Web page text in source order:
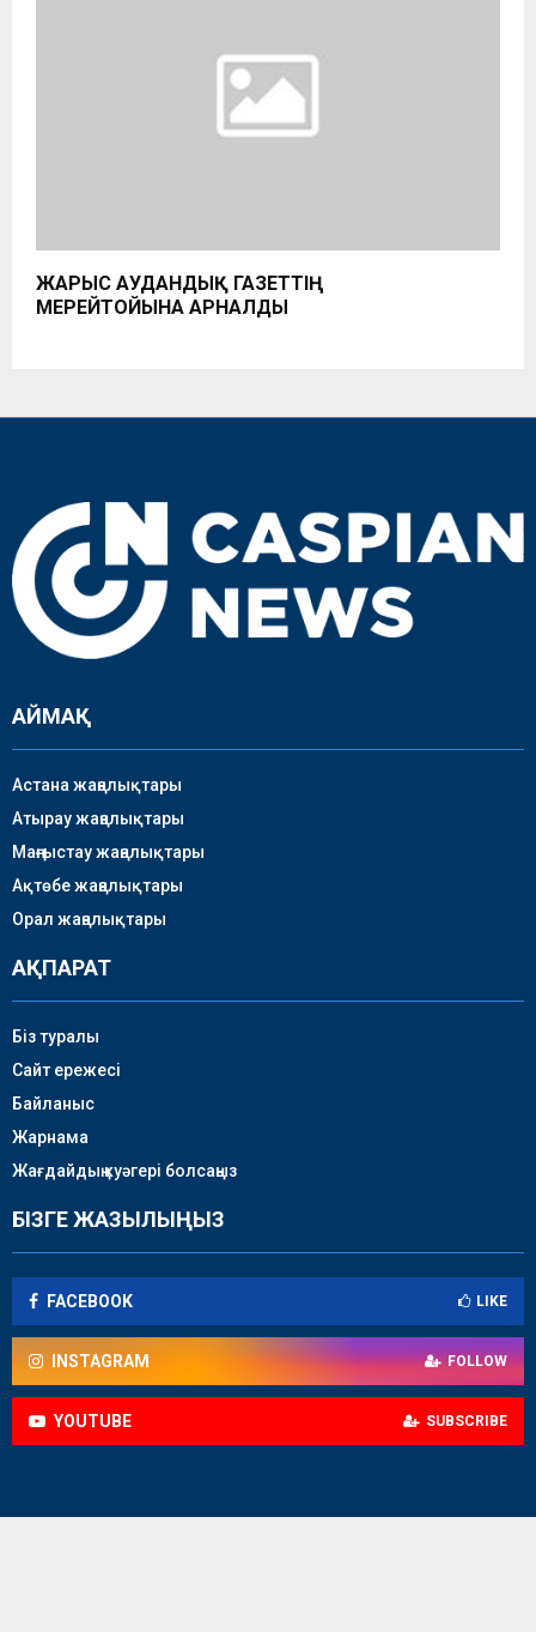
ЖАРЫС АУДАНДЫҚ ГАЗЕТТІҢ
МЕРЕЙТОЙЫНА АРНАЛДЫ
АЙМАҚ
Астана жаңалықтары
Атырау жаңалықтары
Маңғыстау жаңалықтары
Ақтөбе жаңалықтары
Орал жаңалықтары
АҚПАРАТ
Біз туралы
Сайт ережесі
Байланыс
Жарнама
Жағдайдың куәгері болсаңыз
БІЗГЕ ЖАЗЫЛЫҢЫЗ
FACEBOOK LIKE
INSTAGRAM FOLLOW
YOUTUBE SUBSCRIBE